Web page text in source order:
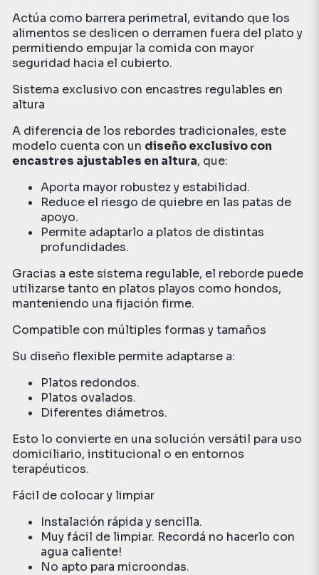
Actúa como barrera perimetral, evitando que los
alimentos se deslicen o derramen fuera del plato y
permitiendo empujar la comida con mayor
seguridad hacia el cubierto.
Sistema exclusivo con encastres regulables en
altura
A diferencia de los rebordes tradicionales, este
modelo cuenta con un diseño exclusivo con
encastres ajustables en altura, que:
Aporta mayor robustez y estabilidad.
Reduce el riesgo de quiebre en las patas de
apoyo.
Permite adaptarlo a platos de distintas
profundidades.
Gracias a este sistema regulable, el reborde puede
utilizarse tanto en platos playos como hondos,
manteniendo una fijación firme.
Compatible con múltiples formas y tamaños
Su diseño flexible permite adaptarse a:
Platos redondos.
Platos ovalados.
Diferentes diámetros.
Esto lo convierte en una solución versátil para uso
domiciliario, institucional o en entornos
terapéuticos.
Fácil de colocar y limpiar
Instalación rápida y sencilla.
Muy fácil de limpiar. Recordá no hacerlo con
agua caliente!
No apto para microondas.